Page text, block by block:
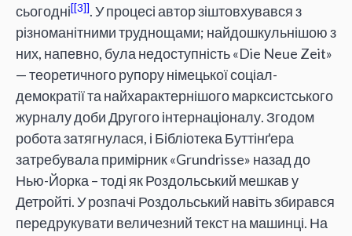
сьогодні [3] . У процесі автор зіштовхувався з
різноманітними труднощами; найдошкульнішою з
них, напевно, була недоступність «Die Neue Zeit»
— теоретичного рупору німецької соціал-
демократії та найхарактернішого марксистського
журналу доби Другого інтернаціоналу. Згодом
робота затягнулася, і Бібліотека Буттінґера
затребувала примірник «Grundrisse» назад до
Нью-Йорка – тоді як Роздольський мешкав у
Детройті. У розпачі Роздольський навіть збирався
передрукувати величезний текст на машинці. На